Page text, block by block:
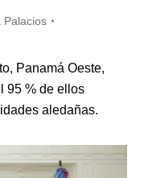
Palacios
Panamá Oeste,
95 % de ellos
aledañas.